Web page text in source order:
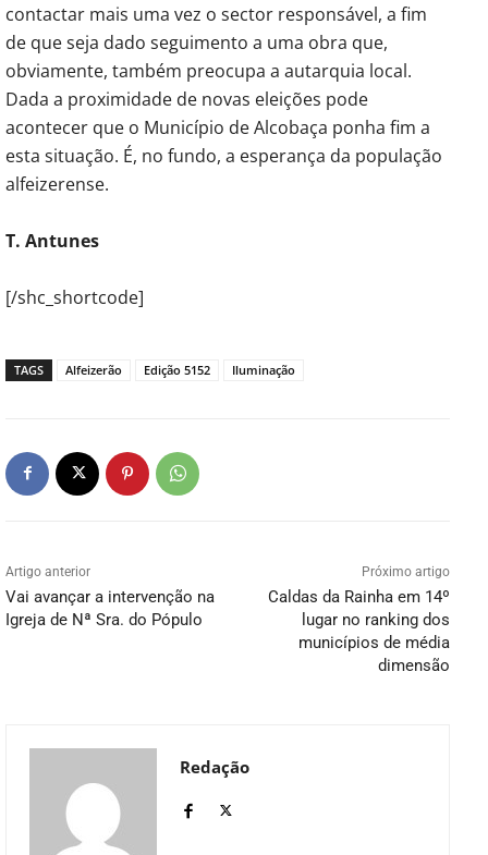
contactar mais uma vez o sector responsável, a fim
de que seja dado seguimento a uma obra que,
obviamente, também preocupa a autarquia local.
Dada a proximidade de novas eleições pode
acontecer que o Município de Alcobaça ponha fim a
esta situação. É, no fundo, a esperança da população
alfeizerense.
T. Antunes
[/shc_shortcode]
TAGS Alfeizerão Edição 5152 Iluminação
Artigo anterior
Vai avançar a intervenção na
Igreja de Nª Sra. do Pópulo
Próximo artigo
Caldas da Rainha em 14º
lugar no ranking dos
municípios de média
dimensão
Redação